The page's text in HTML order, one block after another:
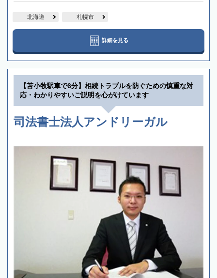
北海道 札幌市
詳細を見る
【苫小牧駅車で6分】相続トラブルを防ぐための慎重な対
応・わかりやすいご説明を心がけています
司法書士法人アンドリーガル